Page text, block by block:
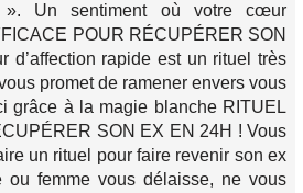
». Un sentiment où votre cœur
POUR RÉCUPÉRER SON
d’affection rapide est un rituel très
promet de ramener envers vous
grâce à la magie blanche RITUEL
SON EX EN 24H ! Vous
un rituel pour faire revenir son ex
ou femme vous délaisse, ne vous